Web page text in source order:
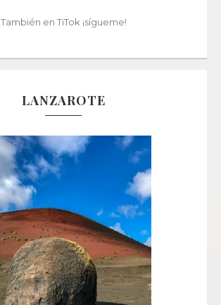
También en TiTok ¡sígueme!
LANZAROTE